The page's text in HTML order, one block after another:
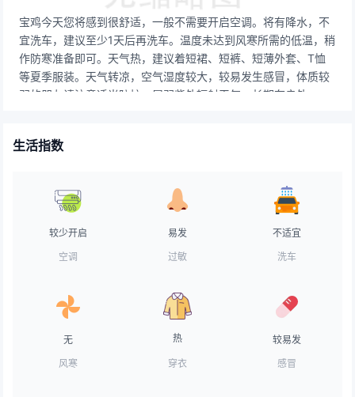
宝鸡今天您将感到很舒适，一般不需要开启空调。将有降水，不
宜洗车，建议至少1天后再洗车。温度未达到风寒所需的低温，稍
作防寒准备即可。天气热，建议着短裙、短裤、短薄外套、T恤
等夏季服装。天气转凉，空气湿度较大，较易发生感冒，体质较
弱的朋友请注意适当防护。属弱紫外辐射天气，长期在户外，建
车辆可以正常行驶。天气阴沉，不利于水分的迅速蒸发，不太适
天气稍热，会对垂钓产生一定的影响。天气舒适，对易中暑人群
来说非常友善。天气较热，建议用露质面霜打底，水质无油粉底
生活指数
较少开启
空调
易发
过敏
不适宜
洗车
无
风寒
热
穿衣
较易发
感冒